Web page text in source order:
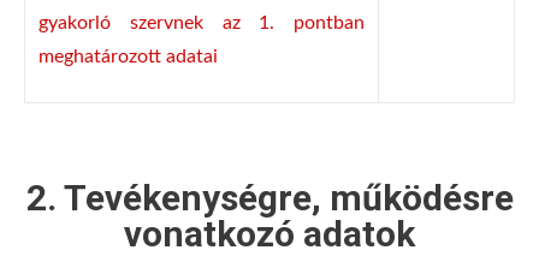
gyakorló szervnek az 1. pontban
meghatározott adatai
2. Tevékenységre, működésre
vonatkozó adatok